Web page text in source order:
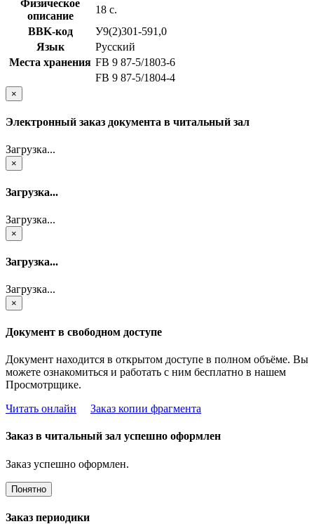
Физическое
описание
18 с.
BBK-код
У9(2)301-591,0
Язык
Русский
Места хранения FB 9 87-5/1803-6
FB 9 87-5/1804-4
×
Электронный заказ документа в читальный зал
Загрузка...
×
Загрузка...
Загрузка...
×
Загрузка...
Загрузка...
×
Документ в свободном доступе
Документ находится в открытом доступе в полном объёме. Вы
можете ознакомиться и работать с ним бесплатно в нашем
Просмотрщике.
Читать онлайн
Заказ копии фрагмента
Заказ в читальный зал успешно оформлен
Заказ успешно оформлен.
Понятно
Заказ периодики